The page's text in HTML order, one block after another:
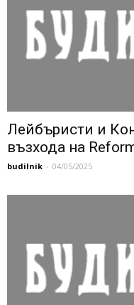
Лейбъристи и
възхода на
budilnik - 04/05/2025